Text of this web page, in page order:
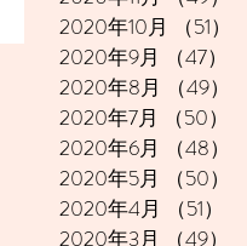
2020年10月
（51）
2020年9月
（47）
2020年8月
（49）
2020年7月
（50）
2020年6月
（48）
2020年5月
（50）
2020年4月
（51）
2020年3月
（49）